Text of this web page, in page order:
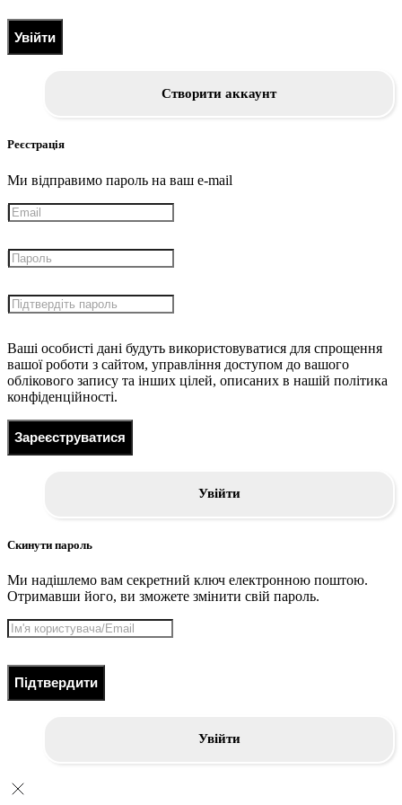
Увійти
Створити аккаунт
Реєстрація
Ми відправимо пароль на ваш e-mail
Ваші особисті дані будуть використовуватися для спрощення
вашої роботи з сайтом, управління доступом до вашого
облікового запису та інших цілей, описаних в нашій політика
конфіденційності.
Зареєструватися
Увійти
Скинути пароль
Ми надішлемо вам секретний ключ електронною поштою.
Отримавши його, ви зможете змінити свій пароль.
Підтвердити
Увійти